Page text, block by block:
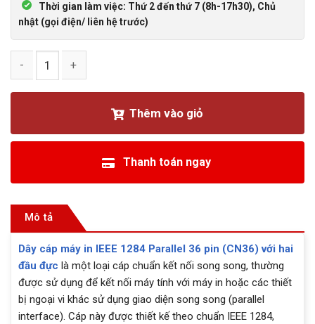
Thời gian làm việc: Thứ 2 đến thứ 7 (8h-17h30), Chủ
nhật (gọi điện/ liên hệ trước)
Thêm vào giỏ
Thanh toán ngay
Mô tả
Dây cáp máy in IEEE 1284 Parallel 36 pin (CN36) với hai
đầu đực là một loại cáp chuẩn kết nối song song, thường
được sử dụng để kết nối máy tính với máy in hoặc các thiết
bị ngoại vi khác sử dụng giao diện song song (parallel
interface). Cáp này được thiết kế theo chuẩn IEEE 1284,